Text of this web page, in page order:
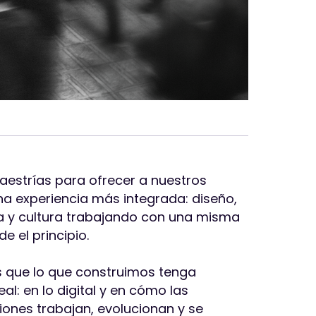
para ofrecer a nuestros
experiencia más integrada: diseño,
y cultura trabajando con una misma
el principio.
que lo que construimos tenga
en lo digital y en cómo las
trabajan, evolucionan y se